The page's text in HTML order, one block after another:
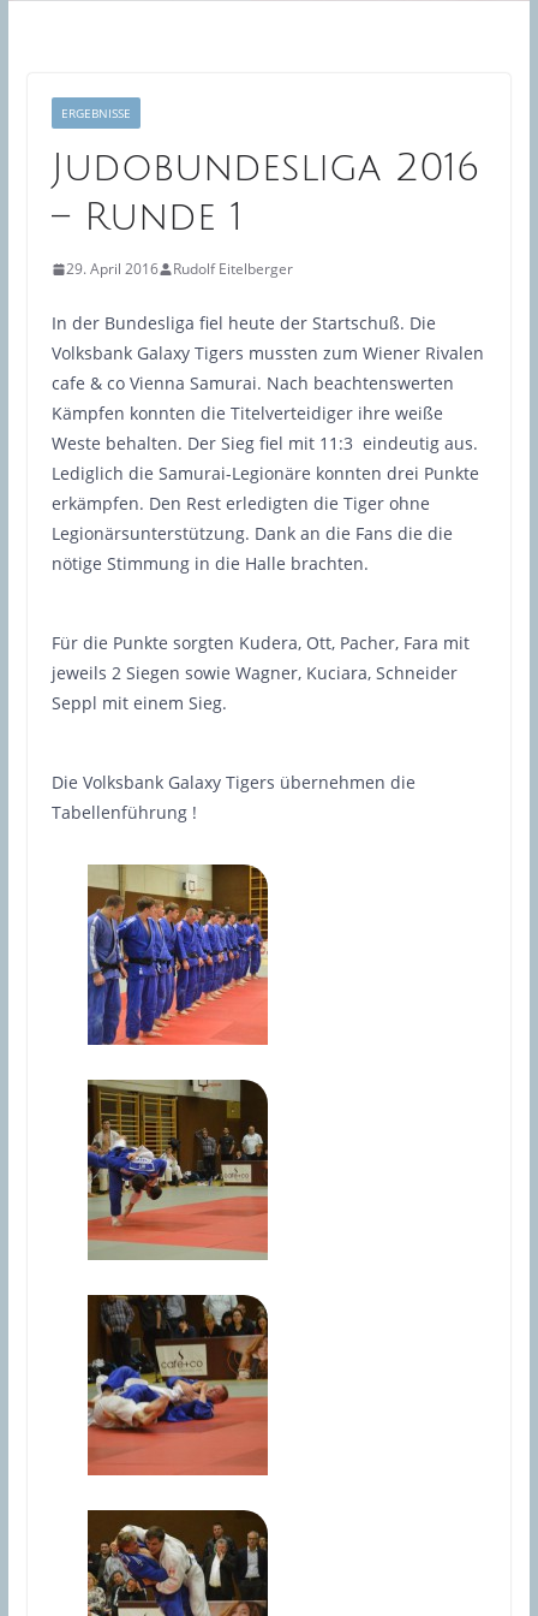
ERGEBNISSE
Judobundesliga 2016
– Runde 1
29. April 2016 Rudolf Eitelberger
In der Bundesliga fiel heute der Startschuß. Die
Volksbank Galaxy Tigers mussten zum Wiener Rivalen
cafe & co Vienna Samurai. Nach beachtenswerten
Kämpfen konnten die Titelverteidiger ihre weiße
Weste behalten. Der Sieg fiel mit 11:3 eindeutig aus.
Lediglich die Samurai-Legionäre konnten drei Punkte
erkämpfen. Den Rest erledigten die Tiger ohne
Legionärsunterstützung. Dank an die Fans die die
nötige Stimmung in die Halle brachten.
Für die Punkte sorgten Kudera, Ott, Pacher, Fara mit
jeweils 2 Siegen sowie Wagner, Kuciara, Schneider
Seppl mit einem Sieg.
Die Volksbank Galaxy Tigers übernehmen die
Tabellenführung !